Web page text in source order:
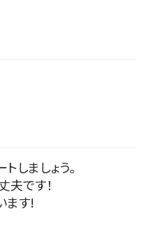
しましょう。
です！
ます!